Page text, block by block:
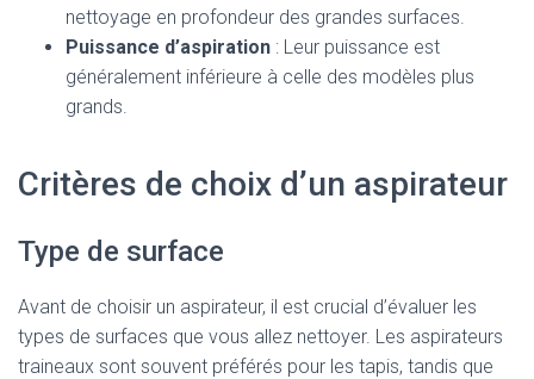
nettoyage en profondeur des grandes surfaces.
Puissance d’aspiration : Leur puissance est
généralement inférieure à celle des modèles plus
grands.
Critères de choix d’un aspirateur
Type de surface
Avant de choisir un aspirateur, il est crucial d’évaluer les
types de surfaces que vous allez nettoyer. Les aspirateurs
traineaux sont souvent préférés pour les tapis, tandis que